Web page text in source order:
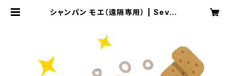
シャンパン モエ（遠隔専用） | Seven